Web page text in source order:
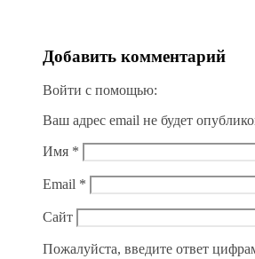
Добавить комментарий
Войти с помощью:
Ваш адрес email не будет
Имя *
Email *
Сайт
Пожалуйста, введите ответ